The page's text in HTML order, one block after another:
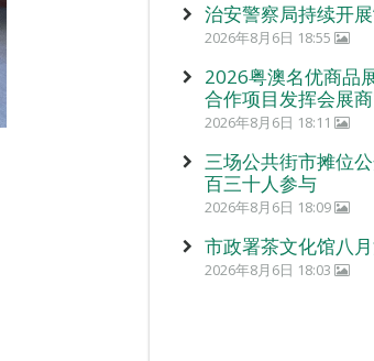
治安警察局持续开
2026年8月6日 18:55
2026粤澳名优商品
合作项目发挥会展
2026年8月6日 18:11
三场公共街市摊位
百三十人参与
2026年8月6日 18:09
市政署茶文化馆八
2026年8月6日 18:03